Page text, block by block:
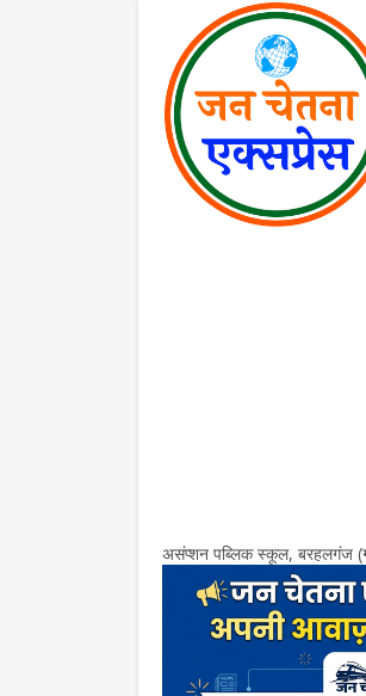
असंप्शन पब्लिक स्कूल, बरहलगंज